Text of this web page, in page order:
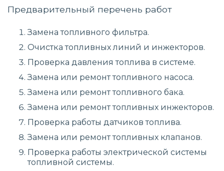
Предварительный перечень работ
Замена топливного фильтра.
Очистка топливных линий и инжекторов.
Проверка давления топлива в системе.
Замена или ремонт топливного насоса.
Замена или ремонт топливного бака.
Замена или ремонт топливных инжекторов.
Проверка работы датчиков топлива.
Замена или ремонт топливных клапанов.
Проверка работы электрической системы
топливной системы.